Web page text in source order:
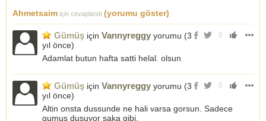
Ahmetsaim için cevaplandı (yorumu göster)
0
Gümüş için Vannyreggy yorumu (3
yıl önce)
Adamlat butun hafta satti helal. olsun
0
Gümüş için Vannyreggy yorumu (3
yıl önce)
Altin onsta dussunde ne hali varsa gorsun. Sadece
gumus dusuyor saka gibi.